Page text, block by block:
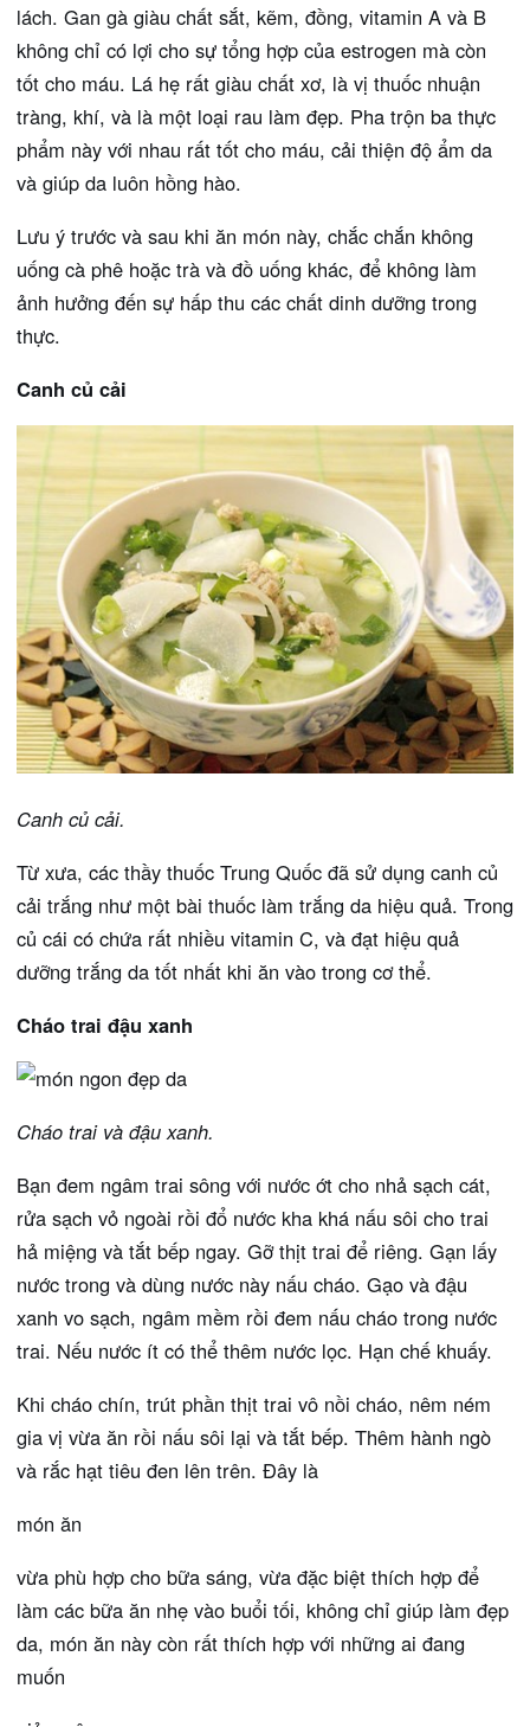
lách. Gan gà giàu chất sắt, kẽm, đồng, vitamin A và B
không chỉ có lợi cho sự tổng hợp của estrogen mà còn
tốt cho máu. Lá hẹ rất giàu chất xơ, là vị thuốc nhuận
tràng, khí, và là một loại rau làm đẹp. Pha trộn ba thực
phẩm này với nhau rất tốt cho máu, cải thiện độ ẩm da
và giúp da luôn hồng hào.
Lưu ý trước và sau khi ăn món này, chắc chắn không
uống cà phê hoặc trà và đồ uống khác, để không làm
ảnh hưởng đến sự hấp thu các chất dinh dưỡng trong
thực.
Canh củ cải
Canh củ cải.
Từ xưa, các thầy thuốc Trung Quốc đã sử dụng canh củ
cải trắng như một bài thuốc làm trắng da hiệu quả. Trong
củ cái có chứa rất nhiều vitamin C, và đạt hiệu quả
dưỡng trắng da tốt nhất khi ăn vào trong cơ thể.
Cháo trai đậu xanh
Cháo trai và đậu xanh.
Bạn đem ngâm trai sông với nước ớt cho nhả sạch cát,
rửa sạch vỏ ngoài rồi đổ nước kha khá nấu sôi cho trai
hả miệng và tắt bếp ngay. Gỡ thịt trai để riêng. Gạn lấy
nước trong và dùng nước này nấu cháo. Gạo và đậu
xanh vo sạch, ngâm mềm rồi đem nấu cháo trong nước
trai. Nếu nước ít có thể thêm nước lọc. Hạn chế khuấy.
Khi cháo chín, trút phần thịt trai vô nồi cháo, nêm ném
gia vị vừa ăn rồi nấu sôi lại và tắt bếp. Thêm hành ngò
và rắc hạt tiêu đen lên trên. Đây là
món ăn
vừa phù hợp cho bữa sáng, vừa đặc biệt thích hợp để
làm các bữa ăn nhẹ vào buổi tối, không chỉ giúp làm đẹp
da, món ăn này còn rất thích hợp với những ai đang
muốn